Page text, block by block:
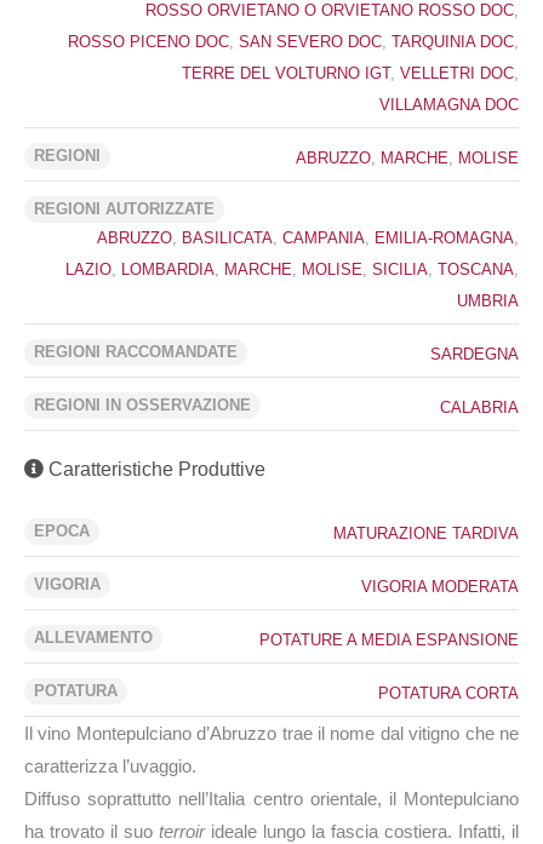
ROSSO ORVIETANO O ORVIETANO ROSSO DOC,
ROSSO PICENO DOC, SAN SEVERO DOC, TARQUINIA DOC,
TERRE DEL VOLTURNO IGT, VELLETRI DOC,
VILLAMAGNA DOC
REGIONI ABRUZZO, MARCHE, MOLISE
REGIONI AUTORIZZATE
ABRUZZO, BASILICATA, CAMPANIA, EMILIA-ROMAGNA,
LAZIO, LOMBARDIA, MARCHE, MOLISE, SICILIA, TOSCANA,
UMBRIA
REGIONI RACCOMANDATE SARDEGNA
REGIONI IN OSSERVAZIONE CALABRIA
Caratteristiche Produttive
EPOCA MATURAZIONE TARDIVA
VIGORIA VIGORIA MODERATA
ALLEVAMENTO POTATURE A MEDIA ESPANSIONE
POTATURA POTATURA CORTA
Il vino Montepulciano d’Abruzzo trae il nome dal vitigno che ne
caratterizza l’uvaggio.
Diffuso soprattutto nell’Italia centro orientale, il Montepulciano
ha trovato il suo terroirideale lungo la fascia costiera. Infatti, il